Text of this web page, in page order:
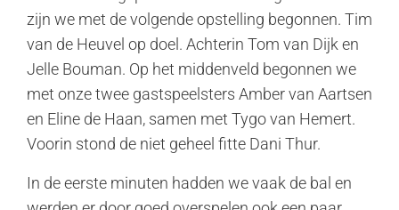
zijn we met de volgende opstelling begonnen. Tim
van de Heuvel op doel. Achterin Tom van Dijk en
Jelle Bouman. Op het middenveld begonnen we
met onze twee gastspeelsters Amber van Aartsen
en Eline de Haan, samen met Tygo van Hemert.
Voorin stond de niet geheel fitte Dani Thur.
In de eerste minuten hadden we vaak de bal en